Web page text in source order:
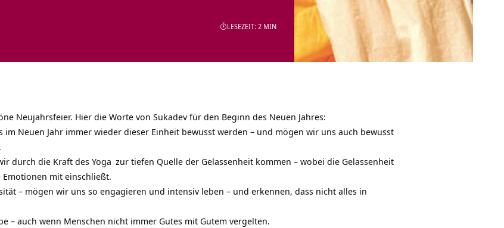
LESEZEIT: 2 MIN
Neujahrsfeier. Hier die Worte von Sukadev für den Beginn des Neuen Jahres:
im Neuen Jahr immer wieder dieser Einheit bewusst werden – und mögen wir uns auch bewusst
durch die Kraft des Yoga zur tiefen Quelle der Gelassenheit kommen – wobei die Gelassenheit
mit einschließt.
– mögen wir uns so engagieren und intensiv leben – und erkennen, dass nicht alles in
– auch wenn Menschen nicht immer Gutes mit Gutem vergelten.